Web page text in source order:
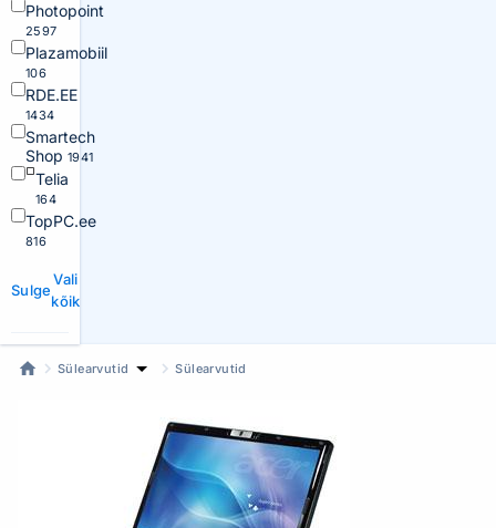
Photopoint
2597
Plazamobiil
106
RDE.EE
1434
Smartech
Shop 1941
Telia
164
TopPC.ee
816
Sulge
Vali
kõik
Sülearvutid Sülearvutid